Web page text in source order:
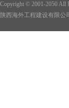
Copyright © 2001-2050 All
陕西海外工程建设有限公